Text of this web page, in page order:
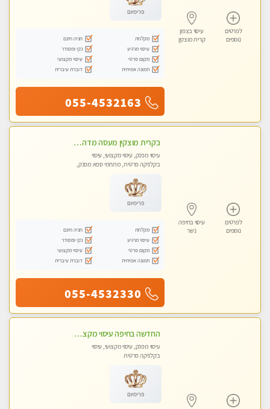
לפרטים
נוספים
עיסוי בצפון
קרית מוצקין
פרימיום
מקלחת
חניה חינם
עיסוי מרגיע
נקי ומסודר
מקום פרטי
עיסוי מקצועי
תמונה אמיתית
דוברת עיברית
055-4532163
לפרטים
נוספים
עיסוי בחיפה
נשר
בקרית מוצקין מעסה מדהימה- כל סוגי העיסויים מעסה מקצועית ואיכותית פרטי!!! לחוויה בלתי נשכחת!!
עיסוי מפנק, עיסוי מקצועי, עיסוי
בקלניקה פרטית, מתחמי ספא מפנק,
פרימיום
מקלחת
חניה חינם
עיסוי מרגיע
נקי ומסודר
מקום פרטי
עיסוי מקצועי
תמונה אמיתית
דוברת עיברית
055-4532330
החדשה בחיפה עיסוי מקצועי מזמינה אותך למסאז' באווירה נעימה ומרגיע לנפש+ אבנים חמות וכוסות רוח מומלץ מאוד . . . highly recommended..new in the ci
עיסוי מפנק, עיסוי מקצועי, עיסוי
בקלניקה פרטית
פרימיום